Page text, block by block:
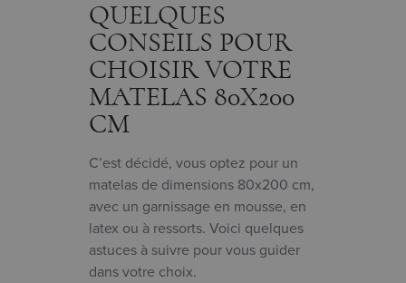
QUELQUES
CONSEILS POUR
CHOISIR VOTRE
MATELAS 80X200
CM
C’est décidé, vous optez pour un
matelas de dimensions 80x200 cm,
avec un garnissage en mousse, en
latex ou à ressorts. Voici quelques
astuces à suivre pour vous guider
dans votre choix.